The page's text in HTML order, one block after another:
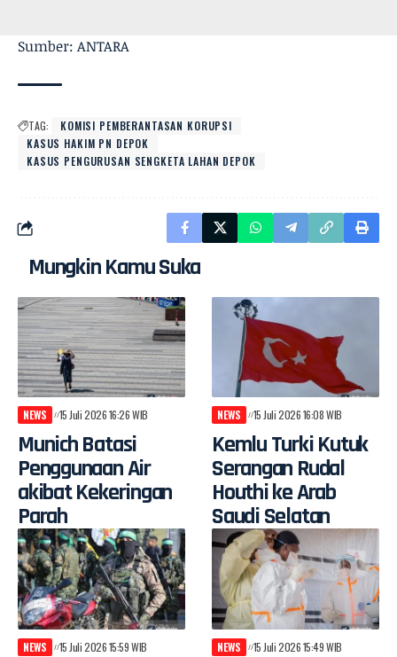
Sumber: ANTARA
TAG:
KOMISI PEMBERANTASAN KORUPSI
KASUS HAKIM PN DEPOK
KASUS PENGURUSAN SENGKETA LAHAN DEPOK
Mungkin Kamu Suka
NEWS 15 Juli 2026 16:26 WIB
Munich Batasi
Penggunaan Air
akibat Kekeringan
Parah
NEWS 15 Juli 2026 16:08 WIB
Kemlu Turki Kutuk
Serangan Rudal
Houthi ke Arab
Saudi Selatan
NEWS 15 Juli 2026 15:59 WIB NEWS 15 Juli 2026 15:49 WIB